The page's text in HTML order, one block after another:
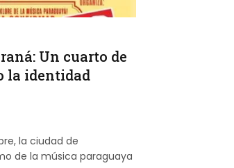
Un cuarto de
la identidad
la ciudad de
de la música paraguaya